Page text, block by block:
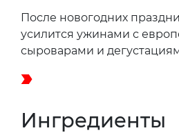
После новогодних
усилится ужинами с
сыроварами и
Ингредиенты